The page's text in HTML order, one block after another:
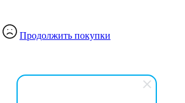
Продолжить покупки